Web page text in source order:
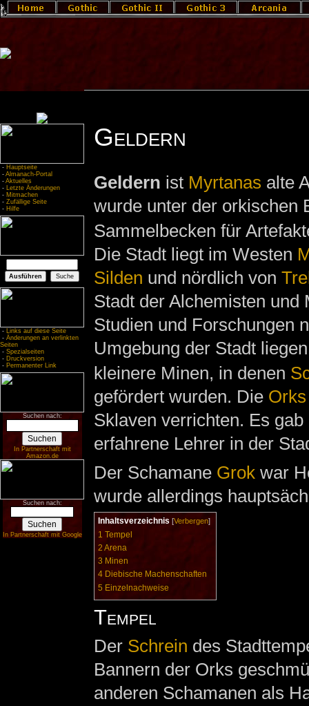
- Hauptseite
- Almanach-Portal
- Aktuelles
- Letzte Änderungen
- Mitmachen
- Zufällige Seite
- Hilfe
- Links auf diese Seite
- Änderungen an verlinkten
Seiten
- Spezialseiten
- Druckversion
- Permanenter Link
Suchen nach:
In Partnerschaft mit
Amazon.de
Suchen nach:
In Partnerschaft mit Google
Geldern
Geldern ist Myrtanas alte
wurde unter der orkischen
Sammelbecken für
Die Stadt liegt im Westen
Silden und nördlich von
Stadt der Alchemisten und
Studien und Forschungen
Umgebung der Stadt
kleinere Minen, in denen
gefördert wurden. Die Orks
Sklaven verrichten. Es
erfahrene Lehrer in der
Der Schamane Grokwar
wurde allerdings
Inhaltsverzeichnis [Verbergen]
1 Tempel
2 Arena
3 Minen
4 Diebische Machenschaften
5 Einzelnachweise
Tempel
Der Schrein des
Bannern der Orks
anderen Schamanen als